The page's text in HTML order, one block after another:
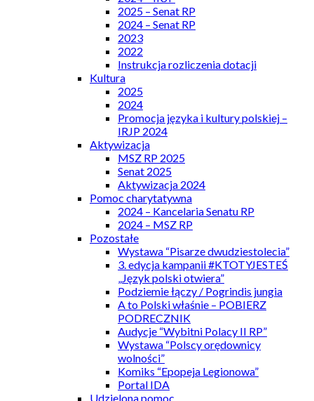
2025 – Senat RP
2024 – Senat RP
2023
2022
Instrukcja rozliczenia dotacji
Kultura
2025
2024
Promocja języka i kultury polskiej –
IRJP 2024
Aktywizacja
MSZ RP 2025
Senat 2025
Aktywizacja 2024
Pomoc charytatywna
2024 – Kancelaria Senatu RP
2024 – MSZ RP
Pozostałe
Wystawa “Pisarze dwudziestolecia”
3. edycja kampanii #KTOTYJESTEŚ
„Język polski otwiera”
Podziemie łączy / Pogrindis jungia
A to Polski właśnie – POBIERZ
PODRECZNIK
Audycje “Wybitni Polacy II RP”
Wystawa “Polscy orędownicy
wolności”
Komiks “Epopeja Legionowa”
Portal IDA
Udzielona pomoc